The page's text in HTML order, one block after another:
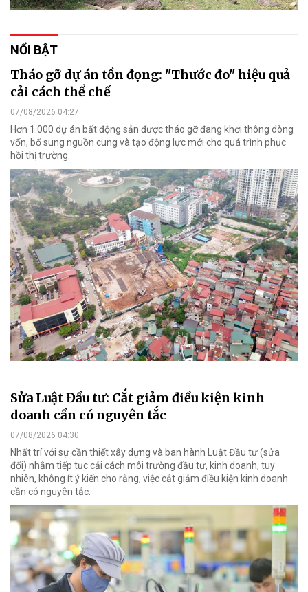
NỔI BẬT
Tháo gỡ dự án tồn đọng: "Thước đo" hiệu quả
cải cách thể chế
07/08/2026 04:27
Hơn 1.000 dự án bất động sản được tháo gỡ đang khơi thông dòng
vốn, bổ sung nguồn cung và tạo động lực mới cho quá trình phục
hồi thị trường.
Sửa Luật Đầu tư: Cắt giảm điều kiện kinh
doanh cần có nguyên tắc
07/08/2026 04:30
Nhất trí với sự cần thiết xây dựng và ban hành Luật Đầu tư (sửa
đổi) nhằm tiếp tục cải cách môi trường đầu tư, kinh doanh, tuy
nhiên, không ít ý kiến cho rằng, việc cắt giảm điều kiện kinh doanh
cần có nguyên tắc.